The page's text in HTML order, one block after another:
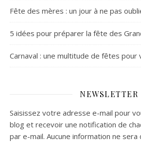
Fête des mères : un jour à ne pas
5 idées pour préparer la fête des
Carnaval : une multitude de fêtes pour
NEWSLETTER
Saisissez votre adresse e-mail pour
blog et recevoir une notification de
par e-mail. Aucune information ne